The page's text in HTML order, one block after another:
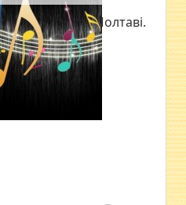
Як відпочити в Полтаві.